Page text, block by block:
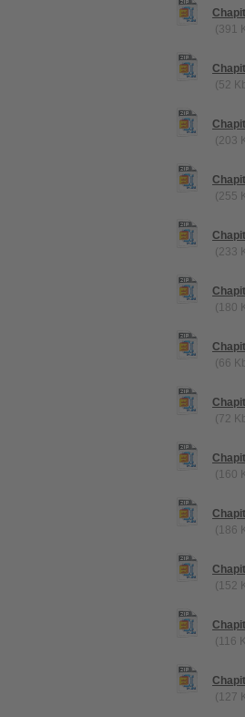
(391
(52
(203
(255
(233
(180
(66
(72
(160
(186
(152
(116
(127